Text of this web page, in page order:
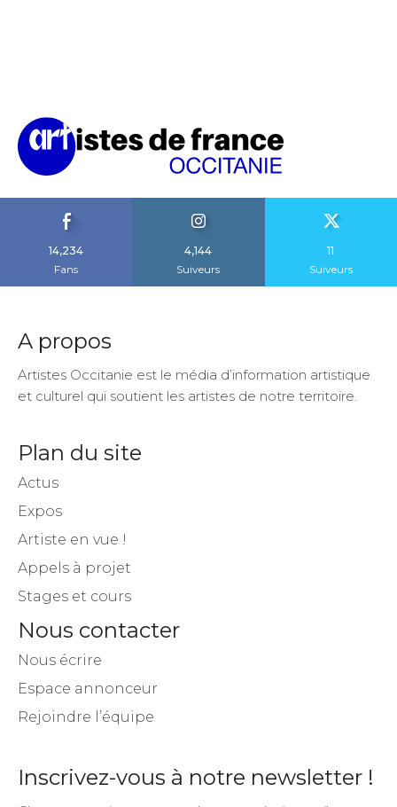
14,234
Fans
4,144
Suiveurs
11
Suiveurs
A propos
Artistes Occitanie est le média d’information artistique
et culturel qui soutient les artistes de notre territoire.
Plan du site
Actus
Expos
Artiste en vue !
Appels à projet
Stages et cours
Nous contacter
Nous écrire
Espace annonceur
Rejoindre l’équipe
Inscrivez-vous à notre newsletter !